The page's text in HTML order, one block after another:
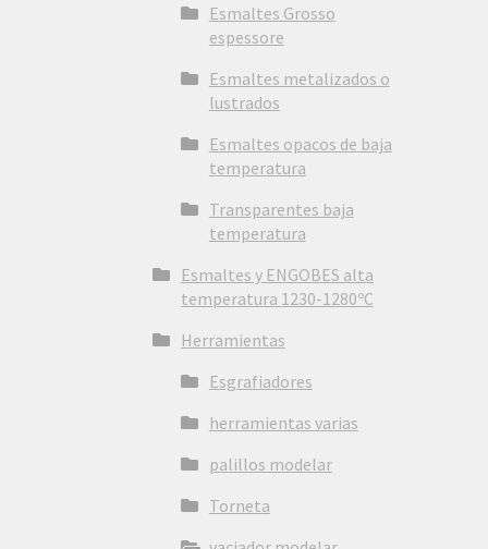
Esmaltes Grosso
espessore
Esmaltes metalizados o
lustrados
Esmaltes opacos de baja
temperatura
Transparentes baja
temperatura
Esmaltes y ENGOBES alta
temperatura 1230-1280ºC
Herramientas
Esgrafiadores
herramientas varias
palillos modelar
Torneta